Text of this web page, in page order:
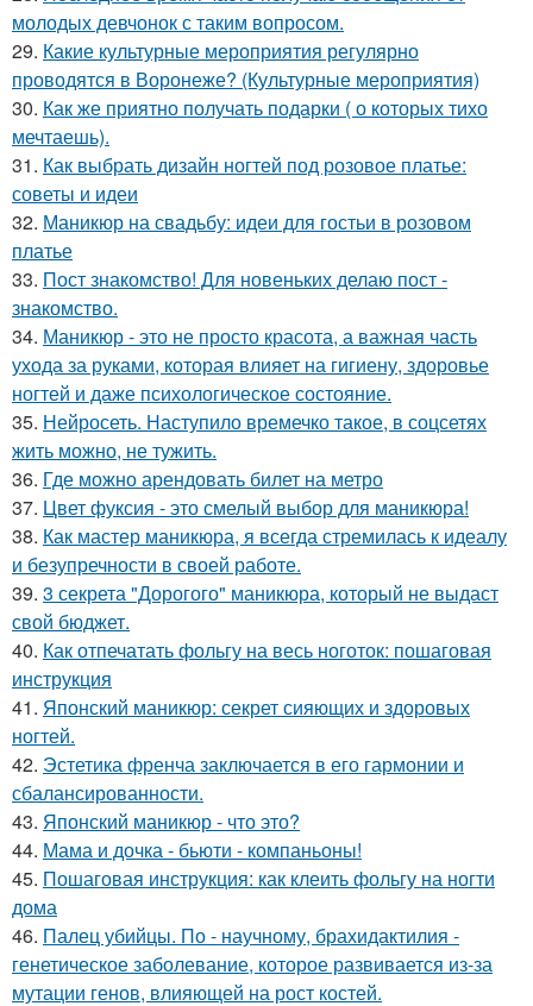
молодых девчонок с таким вопросом.
29. Какие культурные мероприятия регулярно
проводятся в Воронеже? (Культурные мероприятия)
30. Как же приятно получать подарки ( о которых тихо
мечтаешь).
31. Как выбрать дизайн ногтей под розовое платье:
советы и идеи
32. Маникюр на свадьбу: идеи для гостьи в розовом
платье
33. Пост знакомство! Для новеньких делаю пост -
знакомство.
34. Маникюр - это не просто красота, а важная часть
ухода за руками, которая влияет на гигиену, здоровье
ногтей и даже психологическое состояние.
35. Нейросеть. Наступило времечко такое, в соцсетях
жить можно, не тужить.
36. Где можно арендовать билет на метро
37. Цвет фуксия - это смелый выбор для маникюра!
38. Как мастер маникюра, я всегда стремилась к идеалу
и безупречности в своей работе.
39. 3 секрета "Дорогого" маникюра, который не выдаст
свой бюджет.
40. Как отпечатать фольгу на весь ноготок: пошаговая
инструкция
41. Японский маникюр: секрет сияющих и здоровых
ногтей.
42. Эстетика френча заключается в его гармонии и
сбалансированности.
43. Японский маникюр - что это?
44. Мама и дочка - бьюти - компаньоны!
45. Пошаговая инструкция: как клеить фольгу на ногти
дома
46. Палец убийцы. По - научному, брахидактилия -
генетическое заболевание, которое развивается из-за
мутации генов, влияющей на рост костей.